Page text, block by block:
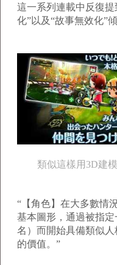
這一系列連載中反復提
化”以及“故事無效化”傾
類似這樣用3D建
“【角色】在大多數情
基本圖形，通過被指
名）而開始具備類似
的價值。”